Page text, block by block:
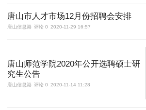
唐山市人才市场12月份招聘会安排
唐山信息港 评论 0 2020-11-29 16:57
唐山师范学院2020年公开选聘硕士研
究生公告
唐山信息港 评论 0 2020-11-14 11:28